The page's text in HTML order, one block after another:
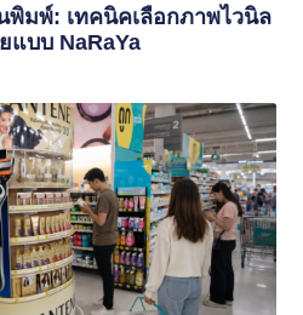
พิมพ์: เทคนิคเลือกภาพไวนิล
แบบ NaRaYa